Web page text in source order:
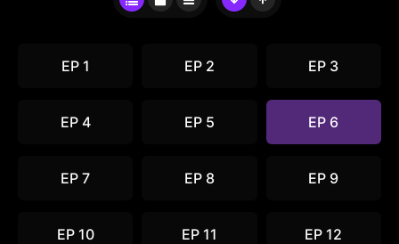
EP 1 EP 2 EP 3
EP 4 EP 5 EP 6
EP 7 EP 8 EP 9
EP 10 EP 11 EP 12